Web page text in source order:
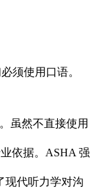
须使用口语。
虽然不直接使用
依据。ASHA 强
现代听力学对沟